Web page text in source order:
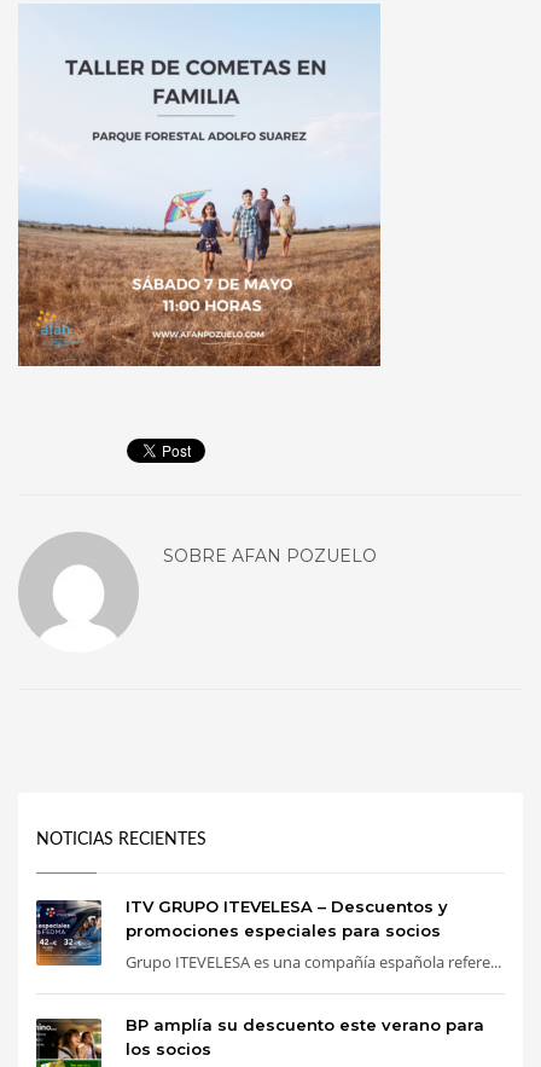
SOBRE AFAN POZUELO
NOTICIAS RECIENTES
ITV GRUPO ITEVELESA – Descuentos y
promociones especiales para socios
Grupo ITEVELESA es una compañía española refere...
BP amplía su descuento este verano para
los socios